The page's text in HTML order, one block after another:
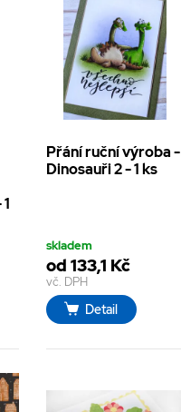
Přání ruční výroba -
Dinosauři 2 - 1 ks
skladem
od 133,1 Kč
vč. DPH
Detail